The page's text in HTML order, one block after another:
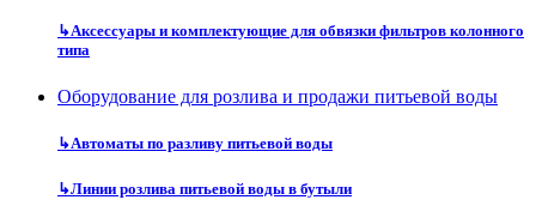
↳Аксессуары и комплектующие для обвязки фильтров колонного
типа
Оборудование для розлива и продажи питьевой воды
↳Автоматы по разливу питьевой воды
↳Линии розлива питьевой воды в бутыли